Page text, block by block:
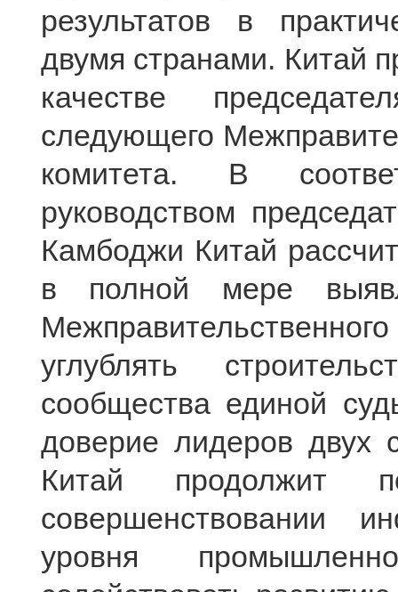
результатов в
двумя странами. Китай
качестве
следующего
комитета. В
руководством
Камбоджи Китай
в полной мере
углублять
сообщества единой
доверие лидеров двух
Китай продолжит
совершенствовании
уровня